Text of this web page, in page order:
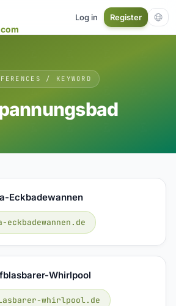
Log in Register
/ KEYWORD
Eckbadewannen
eckbadewannen.de
Whirlpool
whirlpool.de